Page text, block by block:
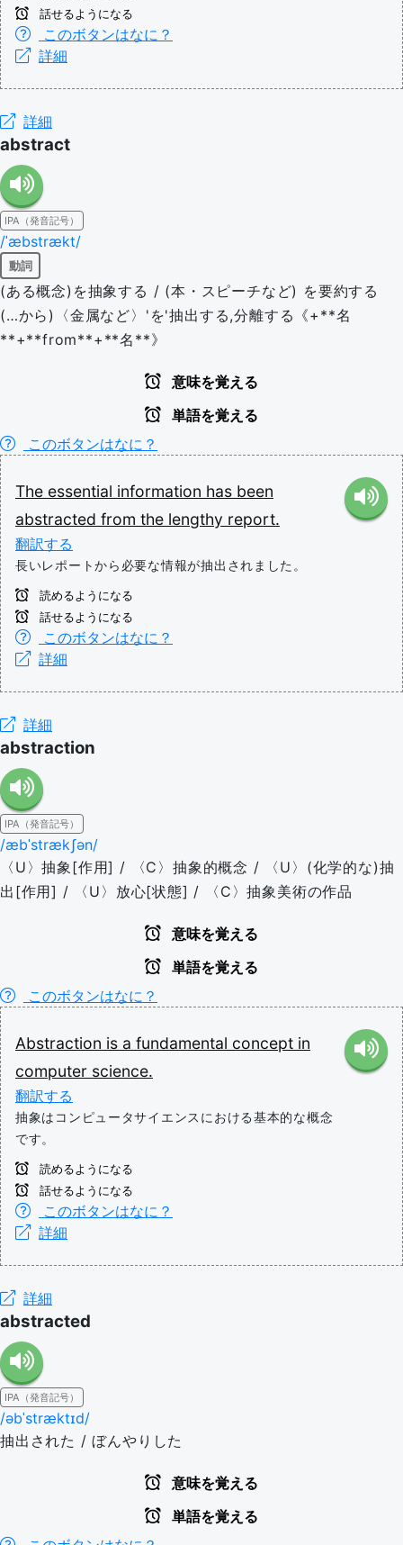
話せるようになる
このボタンはなに？
詳細
詳細
abstract
IPA（発音記号）
/ˈæbstrækt/
動詞
(ある概念)を抽象する / (本・スピーチなど) を要約する
(…から)〈金属など〉'を'抽出する,分離する《+**名
**+**from**+**名**》
意味を覚える
単語を覚える
このボタンはなに？
The essential information has been
abstracted from the lengthy report.
翻訳する
長いレポートから必要な情報が抽出されました。
読めるようになる
話せるようになる
このボタンはなに？
詳細
詳細
abstraction
IPA（発音記号）
/æbˈstrækʃən/
〈U〉抽象[作用] / 〈C〉抽象的概念 / 〈U〉(化学的な)抽
出[作用] / 〈U〉放心[状態] / 〈C〉抽象美術の作品
意味を覚える
単語を覚える
このボタンはなに？
Abstraction is a fundamental concept in
computer science.
翻訳する
抽象はコンピュータサイエンスにおける基本的な概念
です。
読めるようになる
話せるようになる
このボタンはなに？
詳細
詳細
abstracted
IPA（発音記号）
/əbˈstræktɪd/
抽出された / ぼんやりした
意味を覚える
単語を覚える